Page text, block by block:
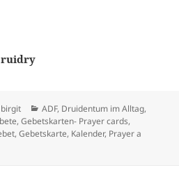
Autor
birgit Kategorien
ADF, Druidentum im Alltag,
,Gebetskarten- Prayer cards,
,Gebetskarte, Kalender, Prayer a